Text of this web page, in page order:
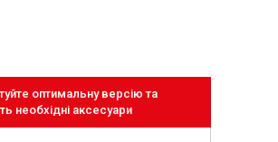
оптимальну версію та
необхідні аксесуари